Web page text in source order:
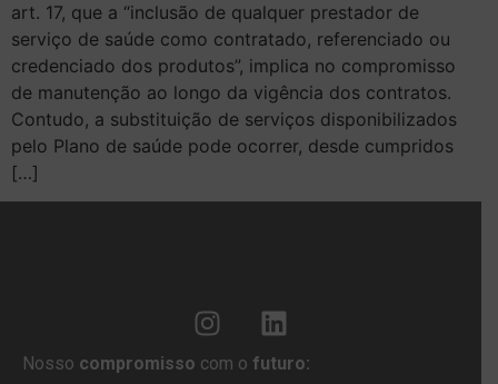
art. 17, que a “inclusão de qualquer prestador de
serviço de saúde como contratado, referenciado ou
credenciado dos produtos”, implica no compromisso
de manutenção ao longo da vigência dos contratos.
Contudo, a substituição de serviços disponibilizados
pelo Plano de saúde pode ocorrer, desde cumpridos
[…]
Nosso compromisso com o futuro: